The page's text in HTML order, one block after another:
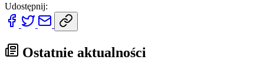
Udostępnij:
Ostatnie aktualności